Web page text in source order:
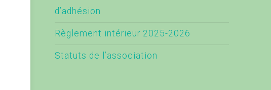
d’adhésion
Règlement intérieur 2025-2026
Statuts de l’association